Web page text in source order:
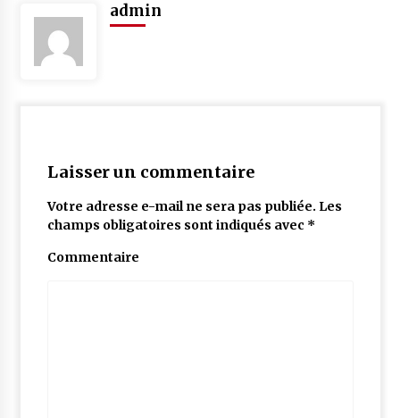
admin
Laisser un commentaire
Votre adresse e-mail ne sera pas publiée. Les
champs obligatoires sont indiqués avec *
Commentaire